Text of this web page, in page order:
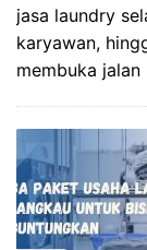
jasa laundry
karyawan,
membuka